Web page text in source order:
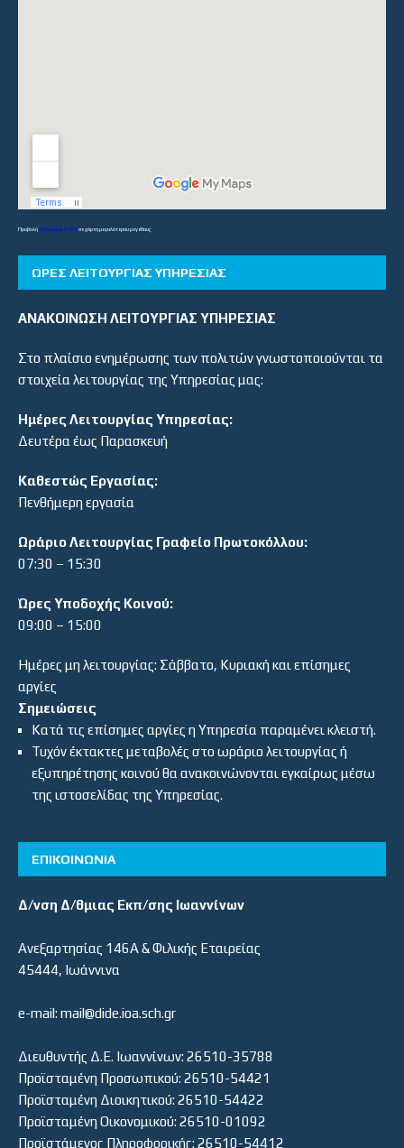
ΠροβολήΛύκεια και ΕΠΑΛσε χάρτη μεγαλύτερου μεγέθους
ΏΡΕΣ ΛΕΙΤΟΥΡΓΊΑΣ ΥΠΗΡΕΣΊΑΣ
ΑΝΑΚΟΙΝΩΣΗ ΛΕΙΤΟΥΡΓΙΑΣ ΥΠΗΡΕΣΙΑΣ
Στο πλαίσιο ενημέρωσης των πολιτών γνωστοποιούνται τα
στοιχεία λειτουργίας της Υπηρεσίας μας:
Ημέρες Λειτουργίας Υπηρεσίας:
Δευτέρα έως Παρασκευή
Καθεστώς Εργασίας:
Πενθήμερη εργασία
Ωράριο Λειτουργίας Γραφείο Πρωτοκόλλου:
07:30 – 15:30
Ώρες Υποδοχής Κοινού:
09:00 – 15:00
Ημέρες μη λειτουργίας: Σάββατο, Κυριακή και επίσημες
αργίες
Σημειώσεις
Κατά τις επίσημες αργίες η Υπηρεσία παραμένει κλειστή.
Τυχόν έκτακτες μεταβολές στο ωράριο λειτουργίας ή
εξυπηρέτησης κοινού θα ανακοινώνονται εγκαίρως μέσω
της ιστοσελίδας της Υπηρεσίας.
ΕΠΙΚΟΙΝΩΝΙΑ
Δ/νση Δ/θμιας Εκπ/σης Ιωαννίνων
Ανεξαρτησίας 146Α & Φιλικής Εταιρείας
45444, Ιωάννινα
e-mail: mail@dide.ioa.sch.gr
Διευθυντής Δ.Ε. Ιωαννίνων: 26510-35788
Προϊσταμένη Προσωπικού: 26510-54421
Προϊσταμένη Διοικητικού: 26510-54422
Προϊσταμένη Οικονομικού: 26510-01092
Προϊστάμενος Πληροφορικής: 26510-54412